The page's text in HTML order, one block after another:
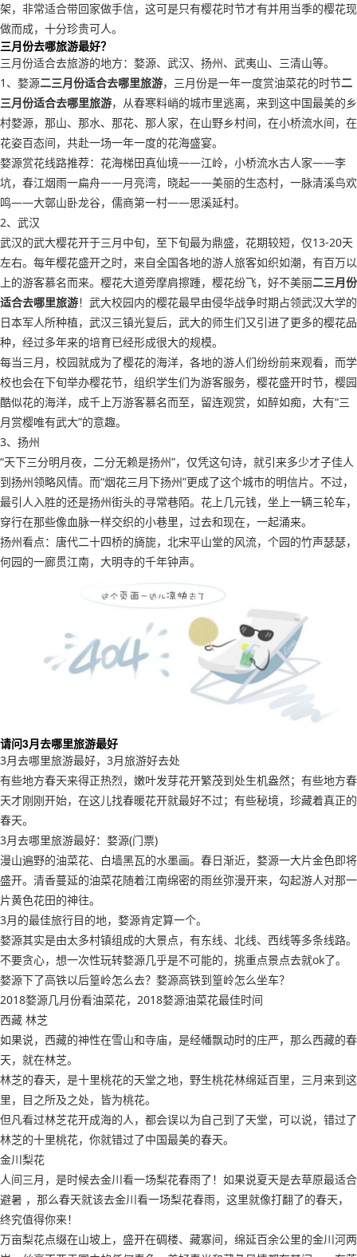
架，非常适合带回家做手信，这可是只有樱花时节才有并用当季的樱花现
做而成，十分珍贵可人。
三月份去哪旅游最好？
三月份适合去旅游的地方：婺源、武汉、扬州、武夷山、三清山等。
1、婺源二三月份适合去哪里旅游，三月份是一年一度赏油菜花的时节二
三月份适合去哪里旅游，从春寒料峭的城市里逃离，来到这中国最美的乡
村婺源，那山、那水、那花、那人家，在山野乡村间，在小桥流水间，在
花姿百态间，共赴一场一年一度的花海盛宴。
婺源赏花线路推荐：花海梯田真仙境——江岭，小桥流水古人家——李
坑，春江烟雨一扁舟——月亮湾，晓起——美丽的生态村，一脉清溪鸟欢
鸣——大鄣山卧龙谷，儒商第一村——思溪延村。
2、武汉
武汉的武大樱花开于三月中旬，至下旬最为鼎盛，花期较短，仅13-20天
左右。每年樱花盛开之时，来自全国各地的游人旅客如织如潮，有百万以
上的游客慕名而来。樱花大道旁摩肩擦踵，樱花纷飞，好不美丽二三月份
适合去哪里旅游！武大校园内的樱花最早由侵华战争时期占领武汉大学的
日本军人所种植，武汉三镇光复后，武大的师生们又引进了更多的樱花品
种，经过多年来的培育已经形成很大的规模。
每当三月，校园就成为了樱花的海洋，各地的游人们纷纷前来观看，而学
校也会在下旬举办樱花节，组织学生们为游客服务，樱花盛开时节，樱园
酷似花的海洋，成千上万游客慕名而至，留连观赏，如醉如痴，大有“三
月赏樱唯有武大”的意趣。
3、扬州
“天下三分明月夜，二分无赖是扬州”，仅凭这句诗，就引来多少才子佳人
到扬州领略风情。而“烟花三月下扬州”更成了这个城市的明信片。不过，
最引人入胜的还是扬州街头的寻常巷陌。花上几元钱，坐上一辆三轮车，
穿行在那些像血脉一样交织的小巷里，过去和现在，一起涌来。
扬州看点：唐代二十四桥的旖旎，北宋平山堂的风流，个园的竹声瑟瑟，
何园的一廊贯江南，大明寺的千年钟声。
请问3月去哪里旅游最好
3月去哪里旅游最好，3月旅游好去处
有些地方春天来得正热烈，嫩叶发芽花开繁茂到处生机盎然；有些地方春
天才刚刚开始，在这儿找春暖花开就最好不过；有些秘境，珍藏着真正的
春天。
3月去哪里旅游最好：婺源(门票)
漫山遍野的油菜花、白墙黑瓦的水墨画。春日渐近，婺源一大片金色即将
盛开。清香蔓延的油菜花随着江南绵密的雨丝弥漫开来，勾起游人对那一
片黄色花田的神往。
3月的最佳旅行目的地，婺源肯定算一个。
婺源其实是由太多村镇组成的大景点，有东线、北线、西线等多条线路。
不要贪心，想一次性玩转婺源几乎是不可能的，挑重点景点去就ok了。
婺源下了高铁以后篁岭怎么去？婺源高铁到篁岭怎么坐车？
2018婺源几月份看油菜花，2018婺源油菜花最佳时间
西藏 林芝
如果说，西藏的神性在雪山和寺庙，是经幡飘动时的庄严，那么西藏的春
天，就在林芝。
林芝的春天，是十里桃花的天堂之地，野生桃花林绵延百里，三月来到这
里，目之所及之处，皆为桃花。
但凡看过林芝花开成海的人，都会误以为自己到了天堂，可以说，错过了
林芝的十里桃花，你就错过了中国最美的春天。
金川梨花
人间三月，是时候去金川看一场梨花春雨了！如果说夏天是去草原最适合
避暑 ，那么春天就该去金川看一场梨花春雨，这里就像打翻了的春天，
终究值得你来！
万亩梨花点缀在山坡上，盛开在碉楼、藏寨间，绵延百余公里的金川河两